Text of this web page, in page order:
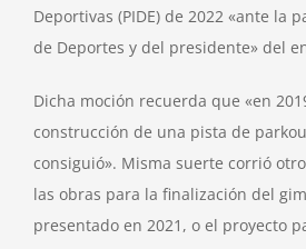
Deportivas (PIDE) de 2022 «ante la
de Deportes y del presidente» del
Dicha moción recuerda que «en
construcción de una pista de
consiguió». Misma suerte corrió
las obras para la finalización del
presentado en 2021, o el proyecto